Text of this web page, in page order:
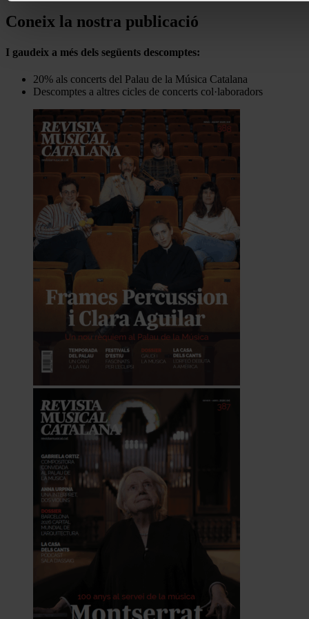
Coneix la nostra publicació
I gaudeix a més dels següents descomptes:
20% als concerts del Palau de la Música Catalana
Descomptes a altres cicles de concerts col·laboradors